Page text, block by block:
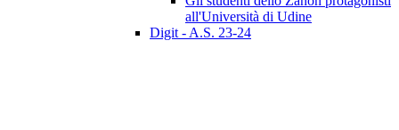
all'Università di Udine
Digit - A.S. 23-24